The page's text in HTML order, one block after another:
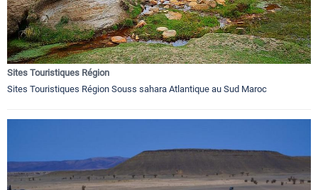
Sites Touristiques Région
Sites Touristiques Région Souss sahara Atlantique au Sud Maroc